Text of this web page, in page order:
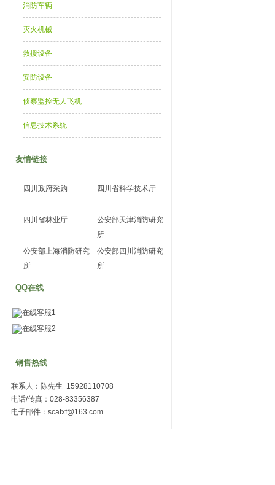
消防车辆
灭火机械
救援设备
安防设备
侦察监控无人飞机
信息技术系统
友情链接
四川政府采购 四川省科学技术厅
四川省林业厅
公安部天津消防研究
所
公安部上海消防研究
所
公安部四川消防研究
所
QQ在线
在线客服1
在线客服2
销售热线
联系人：陈先生 15928110708
电话/传真：028-83356387
电子邮件：scatxf@163.com